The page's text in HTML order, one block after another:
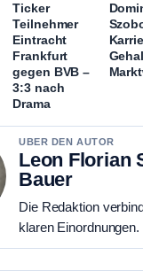
Ticker
Teilnehmer
Eintracht
Frankfurt
gegen BVB –
3:3 nach
Drama
UBER DEN AUTOR
Leon Florian
Bauer
Die Redaktion
klaren Einordnungen.